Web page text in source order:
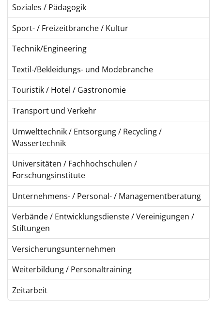
Soziales / Pädagogik
Sport- / Freizeitbranche / Kultur
Technik/Engineering
Textil-/Bekleidungs- und Modebranche
Touristik / Hotel / Gastronomie
Transport und Verkehr
Umwelttechnik / Entsorgung / Recycling /
Wassertechnik
Universitäten / Fachhochschulen /
Forschungsinstitute
Unternehmens- / Personal- / Managementberatung
Verbände / Entwicklungsdienste / Vereinigungen /
Stiftungen
Versicherungsunternehmen
Weiterbildung / Personaltraining
Zeitarbeit